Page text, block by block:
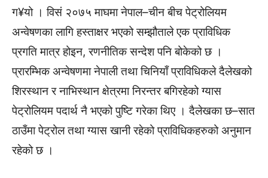
ग¥यो । विसं २०७५ माघमा नेपाल–चीन बीच पेट्रोलियम
अन्वेषणका लागि हस्ताक्षर भएको सम्झौताले एक प्राविधिक
प्रगति मात्र होइन, रणनीतिक सन्देश पनि बोकेको छ ।
प्रारम्भिक अन्वेषणमा नेपाली तथा चिनियाँ प्राविधिकले दैलेखको
शिरस्थान र नाभिस्थान क्षेत्रमा निरन्तर बगिरहेको ग्यास
पेट्रोलियम पदार्थ नै भएको पुष्टि गरेका थिए । दैलेखका छ–सात
ठाउँमा पेट्रोल तथा ग्यास खानी रहेको प्राविधिकहरुको अनुमान
रहेको छ ।